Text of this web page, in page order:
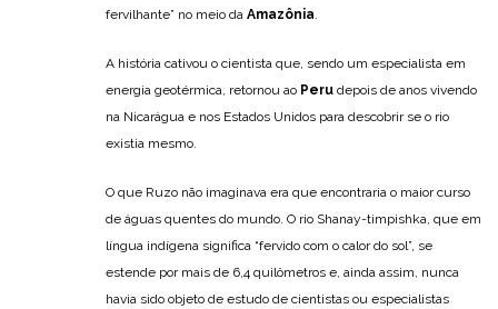
fervilhante” no meio da Amazônia
A história cativou o cientista que, sendo um especialista em
energia geotérmica, retornou ao Peru depois de anos vivendo
na Nicarágua e nos Estados Unidos para descobrir se o rio
existia mesmo.
O que Ruzo não imaginava era que encontraria o maior curso
de águas quentes do mundo. O rio Shanay-timpishka, que em
língua indígena significa “fervido com o calor do sol”, se
estende por mais de 6,4 quilômetros e, ainda assim, nunca
havia sido objeto de estudo de cientistas ou especialistas